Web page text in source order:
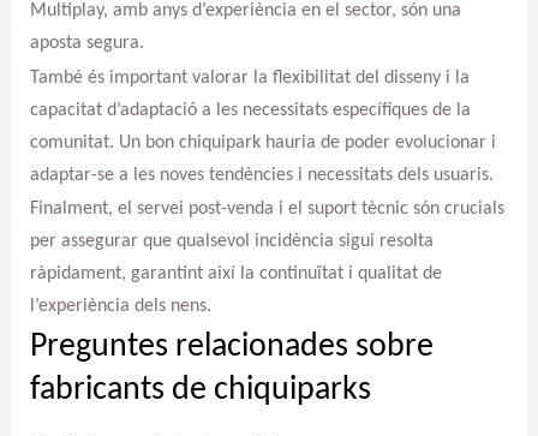
Multiplay, amb anys d’experiència en el sector, són una
aposta segura.
També és important valorar la flexibilitat del disseny i la
capacitat d’adaptació a les necessitats específiques de la
comunitat. Un bon chiquipark hauria de poder evolucionar i
adaptar-se a les noves tendències i necessitats dels usuaris.
Finalment, el servei post-venda i el suport tècnic són crucials
per assegurar que qualsevol incidència sigui resolta
ràpidament, garantint així la continuïtat i qualitat de
l’experiència dels nens.
Preguntes relacionades sobre
fabricants de chiquiparks